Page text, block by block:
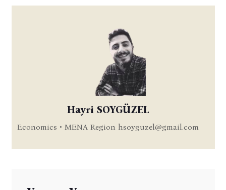
Hayri SOYGÜZEL
Economics • MENA Region hsoyguzel@gmail.com